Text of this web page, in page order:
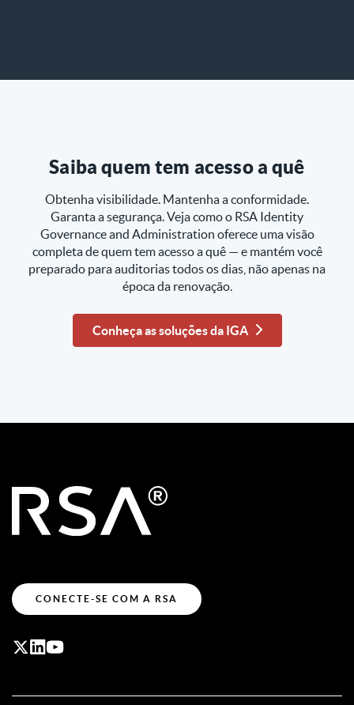
Saiba quem tem acesso a quê
Obtenha visibilidade. Mantenha a conformidade.
Garanta a segurança. Veja como o RSA Identity
Governance and Administration oferece uma visão
completa de quem tem acesso a quê — e mantém você
preparado para auditorias todos os dias, não apenas na
época da renovação.
Conheça as soluções da IGA
CONECTE-SE COM A RSA